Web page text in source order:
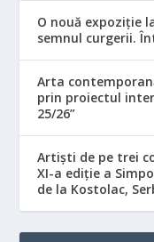
O nouă expoziție
semnul curgerii.
Arta
prin proiectul
25/26”
Artiști de pe trei
XI-a ediție a
de la Kostolac,